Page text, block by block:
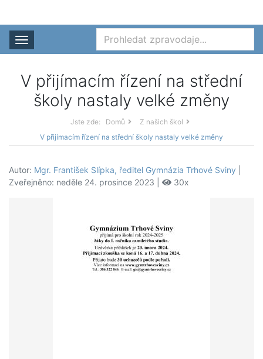
Rozbalit nabídku
V přijímacím řízení na střední
školy nastaly velké změny
Jste zde: Domů
Z našich škol
V přijímacím řízení na střední školy nastaly velké změny
Autor: Mgr. František Slípka, ředitel Gymnázia Trhové Sviny
Zveřejněno: neděle 24. prosince 2023 |
30x